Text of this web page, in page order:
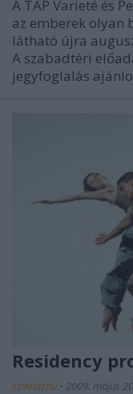
A TÁP Varieté és
az emberek olyan
látható újra
A szabadtéri
jegyfoglalás
Residency
szinhazhu • 2009. május 20.